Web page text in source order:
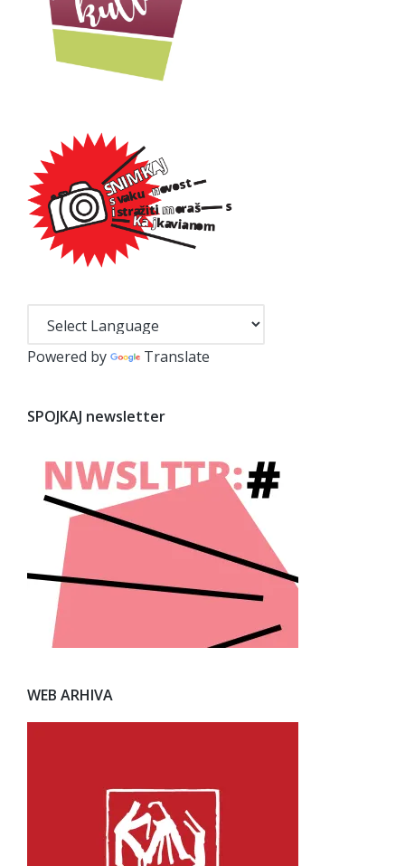
Powered by Translate
SPOJKAJ newsletter
WEB ARHIVA